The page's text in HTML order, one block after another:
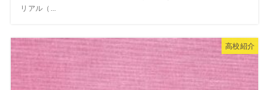
リアル（...
高校紹介